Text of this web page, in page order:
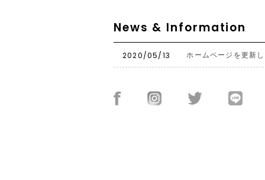
News & Information
2020/05/13 ホームページを更新し